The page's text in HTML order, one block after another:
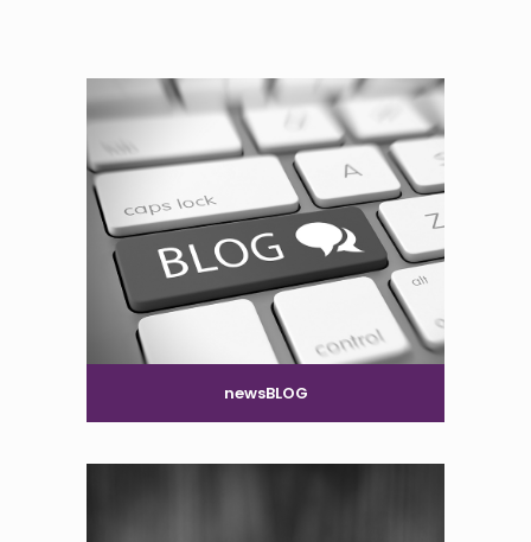
newsBLOG